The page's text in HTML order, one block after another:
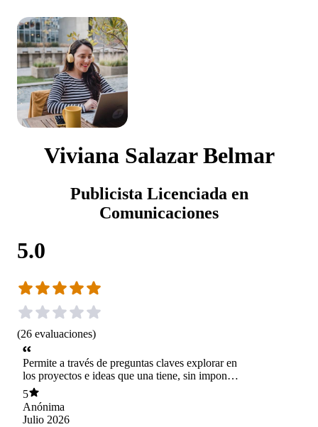
Viviana Salazar Belmar
Publicista Licenciada en
Comunicaciones
5.0
(26 evaluaciones)
Permite a través de preguntas claves explorar en
los proyectos e ideas que una tiene, sin imponer
pero con un guía clara, lo que da mucha
confianza. Muy agradecida
5
Anónima
Julio 2026